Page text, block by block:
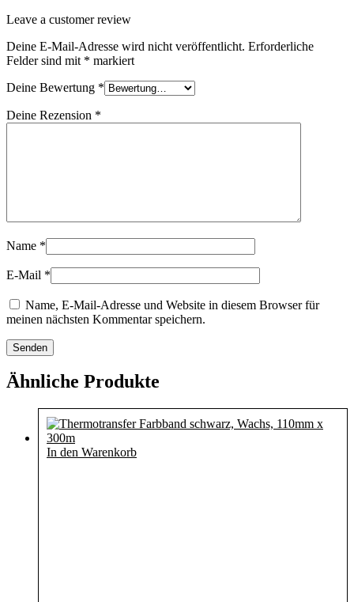
Leave a customer review
Deine E-Mail-Adresse wird nicht veröffentlicht. Erforderliche
Felder sind mit * markiert
Deine Bewertung *
Deine Rezension *
Name *
E-Mail *
Name, E-Mail-Adresse und Website in diesem Browser für
meinen nächsten Kommentar speichern.
Ähnliche Produkte
In den Warenkorb